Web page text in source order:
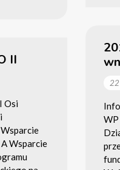
WP
II
Osi
Wsparcie